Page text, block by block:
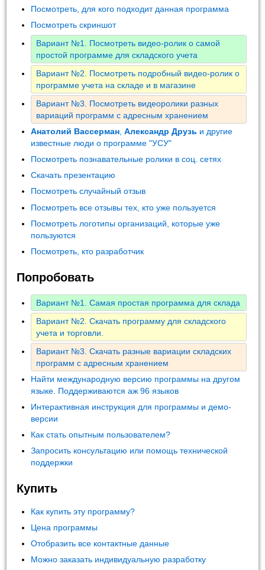
Посмотреть, для кого подходит данная программа
Посмотреть скриншот
Вариант №1. Посмотреть видео-ролик о самой
простой программе для складского учета
Вариант №2. Посмотреть подробный видео-ролик о
программе учета на складе и в магазине
Вариант №3. Посмотреть видеоролики разных
вариаций программ с адресным хранением
Анатолий Вассерман ,Александр Друзь и другие
известные люди о программе "УСУ"
Посмотреть познавательные ролики в соц. сетях
Скачать презентацию
Посмотреть случайный отзыв
Посмотреть все отзывы тех, кто уже пользуется
Посмотреть логотипы организаций, которые уже
пользуются
Посмотреть, кто разработчик
Попробовать
Вариант №1. Самая простая программа для склада
Вариант №2. Скачать программу для складского
учета и торговли.
Вариант №3. Скачать разные вариации складских
программ с адресным хранением
Найти международную версию программы на другом
языке. Поддерживаются аж 96 языков
Интерактивная инструкция для программы и демо-
версии
Как стать опытным пользователем?
Запросить консультацию или помощь технической
поддержки
Купить
Как купить эту программу?
Цена программы
Отобразить все контактные данные
Можно заказать индивидуальную разработку